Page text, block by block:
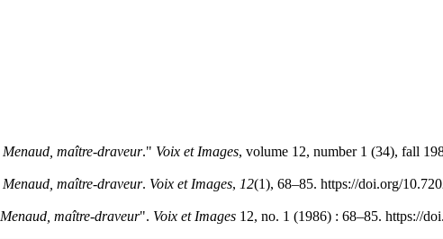
Menaud, maître-draveur." Voix et Images, volume 12, number 1 (34), fall
Menaud, maître-draveur. Voix et Images, 12(1), 68–85. https://doi.org/
Menaud, maître-draveur". Voix et Images 12, no. 1 (1986) : 68–85. https://